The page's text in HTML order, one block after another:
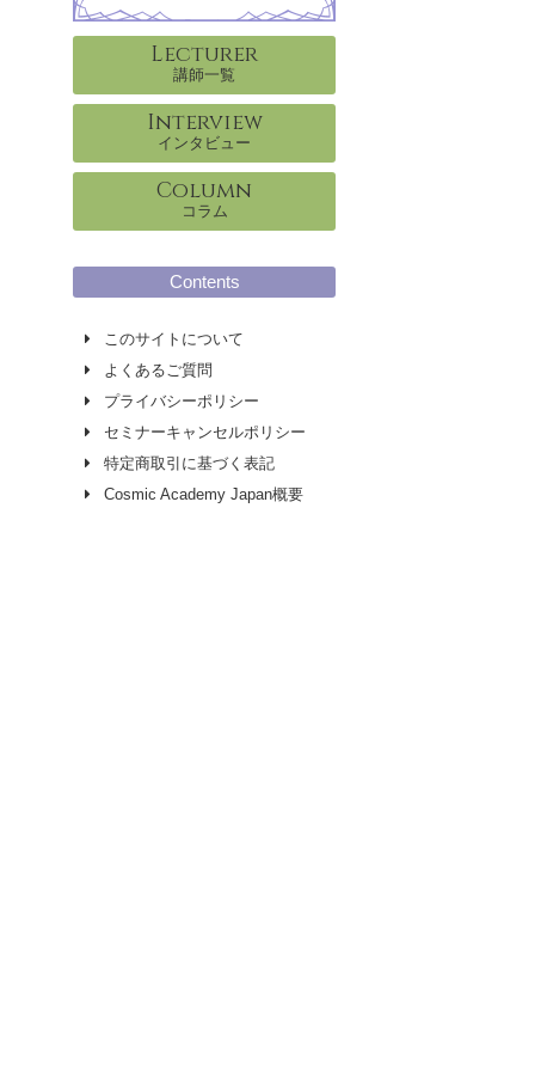
Lecturer
講師一覧
Interview
インタビュー
Column
コラム
Contents
このサイトについて
よくあるご質問
プライバシーポリシー
セミナーキャンセルポリシー
特定商取引に基づく表記
Cosmic Academy Japan概要